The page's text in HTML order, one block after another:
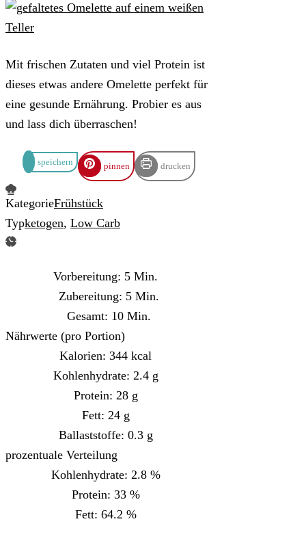
Mit frischen Zutaten und viel Protein ist
dieses etwas andere Omelette perfekt für
eine gesunde Ernährung. Probier es aus
und lass dich überraschen!
speichern pinnen drucken
KategorieFrühstück
Typketogen, Low Carb
Vorbereitung: 5Minuten
Min.
Zubereitung: 5Minuten
Min.
Gesamt: 10Minuten
Min.
Nährwerte (pro Portion)
Kalorien:344 kcal
Kohlenhydrate: 2.4 g
Protein: 28 g
Fett: 24 g
Ballaststoffe: 0.3 g
prozentuale Verteilung
Kohlenhydrate: 2.8 %
Protein: 33 %
Fett: 64.2 %